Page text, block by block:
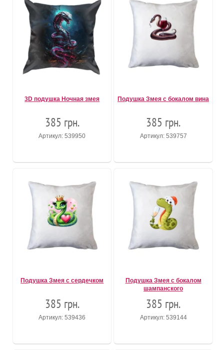
3D подушка Ночная змея
385 грн.
Артикул: 539950
Подушка Змея с бокалом вина
385 грн.
Артикул: 539757
Подушка Змея с сердечком
385 грн.
Артикул: 539436
Подушка Змея с бокалом
шампанского
385 грн.
Артикул: 539144